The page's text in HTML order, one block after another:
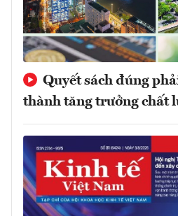
Quyết sách đúng
thành tăng trưởng chất